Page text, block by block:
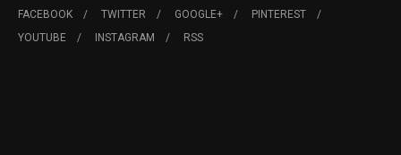
FACEBOOK TWITTER GOOGLE+
PINTEREST
YOUTUBE
INSTAGRAM RSS